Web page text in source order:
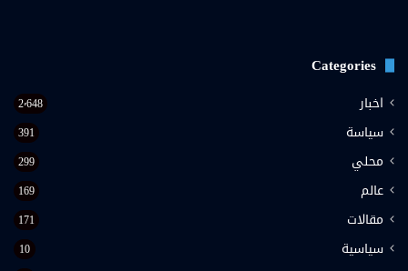
Categories
اخبار 2٬648
سياسة 391
محلي 299
عالم 169
مقالات 171
سياسية 10